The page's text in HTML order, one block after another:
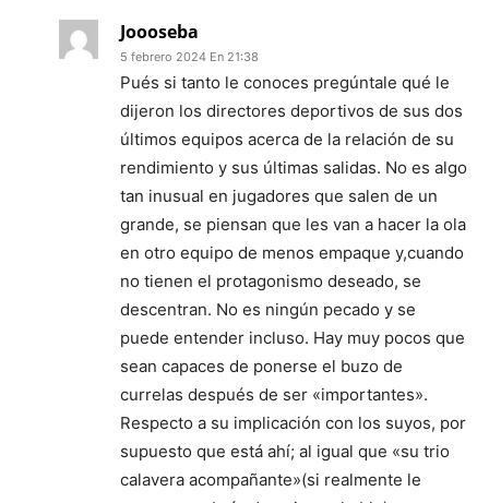
Joooseba
5 febrero 2024 En 21:38
Pués si tanto le conoces pregúntale qué le
dijeron los directores deportivos de sus dos
últimos equipos acerca de la relación de su
rendimiento y sus últimas salidas. No es algo
tan inusual en jugadores que salen de un
grande, se piensan que les van a hacer la ola
en otro equipo de menos empaque y,cuando
no tienen el protagonismo deseado, se
descentran. No es ningún pecado y se
puede entender incluso. Hay muy pocos que
sean capaces de ponerse el buzo de
currelas después de ser «importantes».
Respecto a su implicación con los suyos, por
supuesto que está ahí; al igual que «su trio
calavera acompañante»(si realmente le